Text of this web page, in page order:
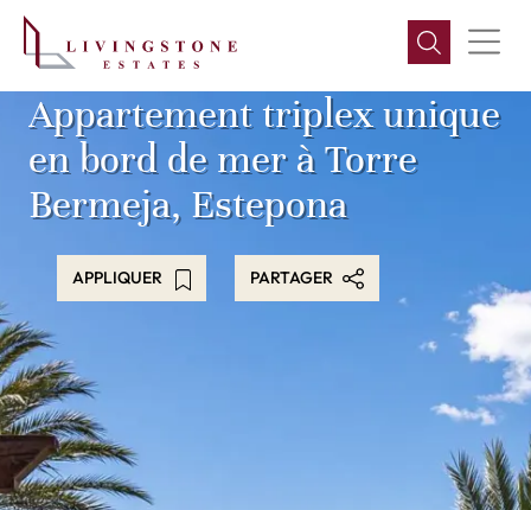
Appartement triplex unique
en bord de mer à Torre
Bermeja, Estepona
APPLIQUER PARTAGER